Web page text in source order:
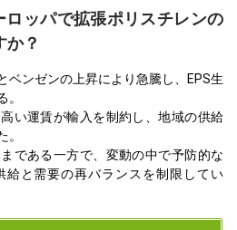
ッパで拡張ポリスチレンの
か？
ベンゼンの上昇により急騰し、EPS生
。
い運賃が輸入を制約し、地域の供給
。
である一方で、変動の中で予防的な
給と需要の再バランスを制限してい